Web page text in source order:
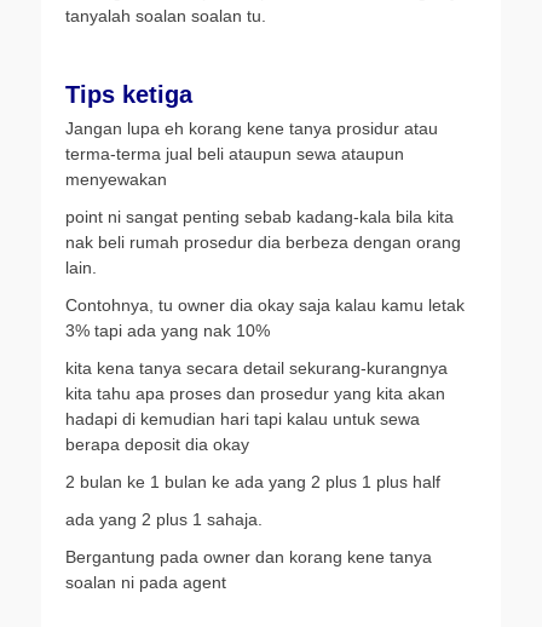
tanyalah soalan soalan tu.
Tips ketiga
Jangan lupa eh korang kene tanya prosidur atau
terma-terma jual beli ataupun sewa ataupun
menyewakan
point ni sangat penting sebab kadang-kala bila kita
nak beli rumah prosedur dia berbeza dengan orang
lain.
Contohnya, tu owner dia okay saja kalau kamu letak
3% tapi ada yang nak 10%
kita kena tanya secara detail sekurang-kurangnya
kita tahu apa proses dan prosedur yang kita akan
hadapi di kemudian hari tapi kalau untuk sewa
berapa deposit dia okay
2 bulan ke 1 bulan ke ada yang 2 plus 1 plus half
ada yang 2 plus 1 sahaja.
Bergantung pada owner dan korang kene tanya
soalan ni pada agent